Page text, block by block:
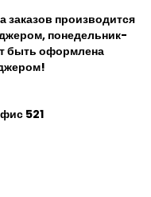
производится
понедельник-
быть оформлена
521